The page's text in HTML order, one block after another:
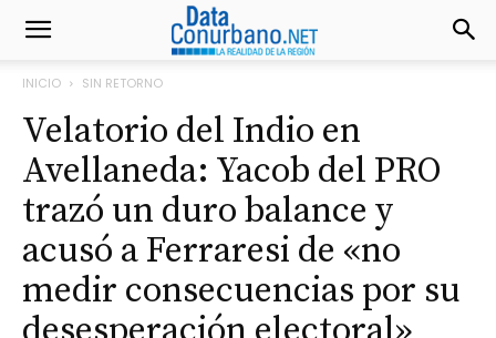
INICIO SIN RETORNO
Velatorio del Indio en
Avellaneda: Yacob del PRO
trazó un duro balance y
acusó a Ferraresi de «no
medir consecuencias por su